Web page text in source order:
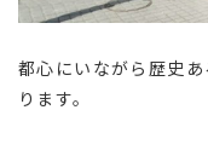
都心にいながら歴史
ります。